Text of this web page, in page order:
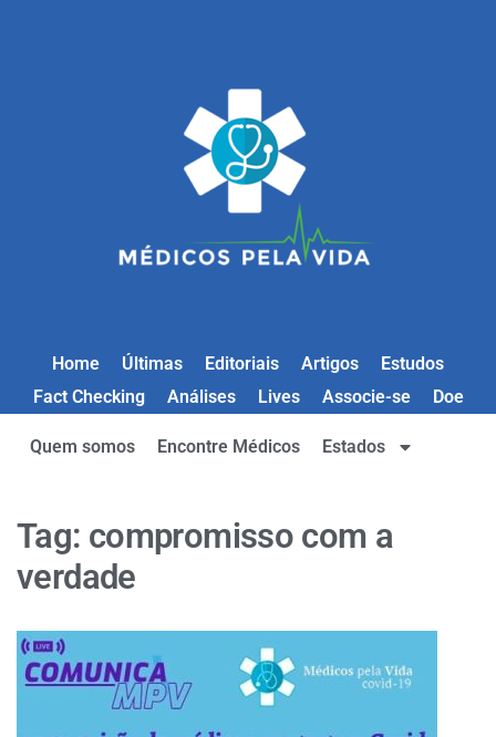
Home Últimas Editoriais Artigos
Estudos
Fact Checking
Análises Lives Associe-se Doe
Quem somos Encontre Médicos Estados
Tag: compromisso com a
verdade